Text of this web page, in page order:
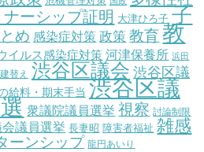
ーシップ証明 大津ひろ子 子
め 感染症対策 政策 教育 教
イルス感染症対策 河津保養所 浜田
替え 渋谷区議会 渋谷区議
給料・期末手当 渋谷区議
衆議院議員選挙 視察 討論制限
議員選挙 長妻昭 障害者福祉 雑感
ーンシップ 龍円あいり